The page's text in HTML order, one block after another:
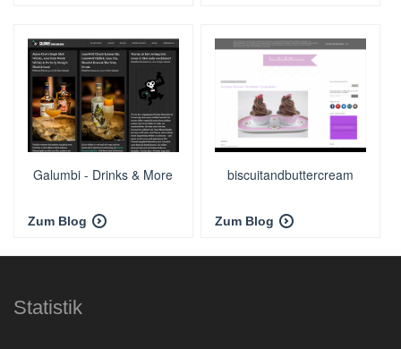
Galumbi - Drinks & More
Zum Blog
biscuitandbuttercream
Zum Blog
Statistik